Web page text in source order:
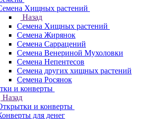
Хищных растений
Назад
Семена Хищных растений
Семена Жирянок
Семена Саррацений
Семена Венериной Мухоловки
Семена Непентесов
Семена других хищных растений
Семена Росянок
и конверты
Назад
и конверты
для денег